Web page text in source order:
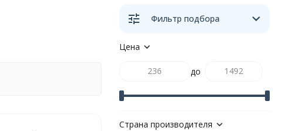
Фильтр подбора
Цена
до
Страна производителя